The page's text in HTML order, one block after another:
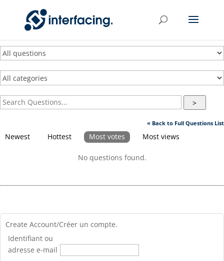
>
« Back to Full Questions List
Newest Hottest Most votes Most views
No questions found.
Create Account/Créer un compte.
Identifiant ou
adresse e-mail